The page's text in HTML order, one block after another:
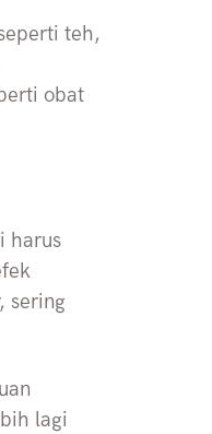
teh,
obat
harus
sering
lagi